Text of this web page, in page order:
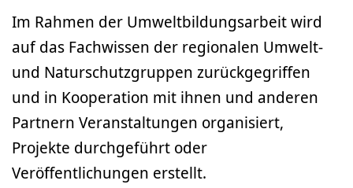
Im Rahmen der Umweltbildungsarbeit wird
auf das Fachwissen der regionalen Umwelt-
und Naturschutzgruppen zurückgegriffen
und in Kooperation mit ihnen und anderen
Partnern Veranstaltungen organisiert,
Projekte durchgeführt oder
Veröffentlichungen erstellt.